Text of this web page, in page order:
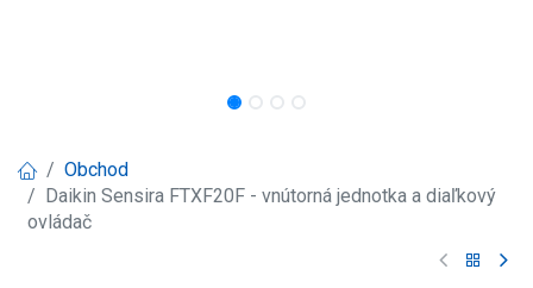
Obchod
Daikin Sensira FTXF20F - vnútorná jednotka a diaľkový
ovládač